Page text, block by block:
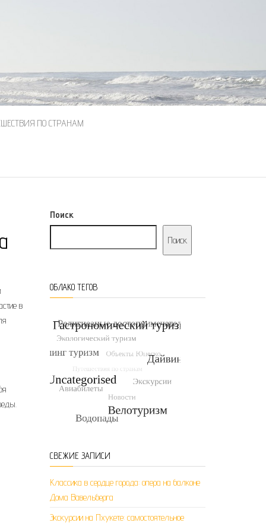
ПО СТРАНАМ
в
Поиск
Поиск
ОБЛАКО ТЕГОВ
СВЕЖИЕ ЗАПИСИ
Классика в сердце города: опера на балконе
Дома Вавельберга
Экскурсии на Пхукете: самостоятельное